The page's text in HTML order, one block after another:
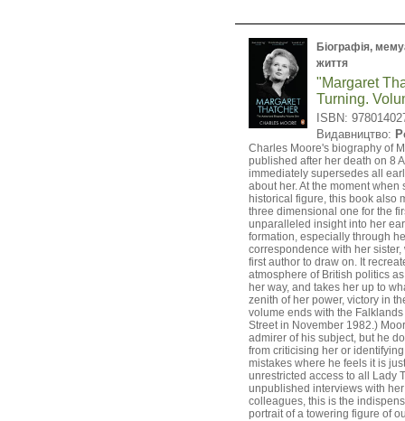
Біографія,
життя
"Margaret
Turning.
ISBN:
Видавництво:
Charles Moore's biography of
published after her death on 8
immediately supersedes all
about her. At the moment when
historical figure, this book also
three dimensional one for the
unparalleled insight into her
formation, especially through
correspondence with her
first author to draw on. It
atmosphere of British politics
her way, and takes her up to
zenith of her power, victory in
volume ends with the
Street in November 1982.)
admirer of his subject, but he
from criticising her or
mistakes where he feels it is
unrestricted access to all Lady
unpublished interviews with
colleagues, this is the
portrait of a towering figure of